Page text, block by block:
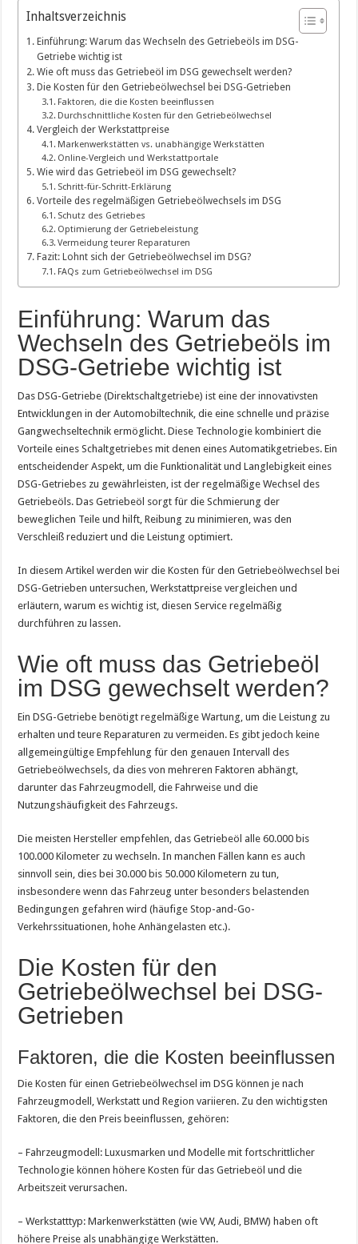
Inhaltsverzeichnis
Einführung: Warum das Wechseln des Getriebeöls im DSG-
Getriebe wichtig ist
Wie oft muss das Getriebeöl im DSG gewechselt werden?
Die Kosten für den Getriebeölwechsel bei DSG-Getrieben
Faktoren, die die Kosten beeinflussen
Durchschnittliche Kosten für den Getriebeölwechsel
Vergleich der Werkstattpreise
Markenwerkstätten vs. unabhängige Werkstätten
Online-Vergleich und Werkstattportale
Wie wird das Getriebeöl im DSG gewechselt?
Schritt-für-Schritt-Erklärung
Vorteile des regelmäßigen Getriebeölwechsels im DSG
Schutz des Getriebes
Optimierung der Getriebeleistung
Vermeidung teurer Reparaturen
Fazit: Lohnt sich der Getriebeölwechsel im DSG?
FAQs zum Getriebeölwechsel im DSG
Einführung: Warum das
Wechseln des Getriebeöls im
DSG-Getriebe wichtig ist
Das DSG-Getriebe (Direktschaltgetriebe) ist eine der innovativsten
Entwicklungen in der Automobiltechnik, die eine schnelle und präzise
Gangwechseltechnik ermöglicht. Diese Technologie kombiniert die
Vorteile eines Schaltgetriebes mit denen eines Automatikgetriebes. Ein
entscheidender Aspekt, um die Funktionalität und Langlebigkeit eines
DSG-Getriebes zu gewährleisten, ist der regelmäßige Wechsel des
Getriebeöls. Das Getriebeöl sorgt für die Schmierung der
beweglichen Teile und hilft, Reibung zu minimieren, was den
Verschleiß reduziert und die Leistung optimiert.
In diesem Artikel werden wir die Kosten für den Getriebeölwechsel bei
DSG-Getrieben untersuchen, Werkstattpreise vergleichen und
erläutern, warum es wichtig ist, diesen Service regelmäßig
durchführen zu lassen.
Wie oft muss das Getriebeöl
im DSG gewechselt werden?
Ein DSG-Getriebe benötigt regelmäßige Wartung, um die Leistung zu
erhalten und teure Reparaturen zu vermeiden. Es gibt jedoch keine
allgemeingültige Empfehlung für den genauen Intervall des
Getriebeölwechsels, da dies von mehreren Faktoren abhängt,
darunter das Fahrzeugmodell, die Fahrweise und die
Nutzungshäufigkeit des Fahrzeugs.
Die meisten Hersteller empfehlen, das Getriebeöl alle 60.000 bis
100.000 Kilometer zu wechseln. In manchen Fällen kann es auch
sinnvoll sein, dies bei 30.000 bis 50.000 Kilometern zu tun,
insbesondere wenn das Fahrzeug unter besonders belastenden
Bedingungen gefahren wird (häufige Stop-and-Go-
Verkehrssituationen, hohe Anhängelasten etc.).
Die Kosten für den
Getriebeölwechsel bei DSG-
Getrieben
Faktoren, die die Kosten beeinflussen
Die Kosten für einen Getriebeölwechsel im DSG können je nach
Fahrzeugmodell, Werkstatt und Region variieren. Zu den wichtigsten
Faktoren, die den Preis beeinflussen, gehören:
– Fahrzeugmodell: Luxusmarken und Modelle mit fortschrittlicher
Technologie können höhere Kosten für das Getriebeöl und die
Arbeitszeit verursachen.
– Werkstatttyp: Markenwerkstätten (wie VW, Audi, BMW) haben oft
höhere Preise als unabhängige Werkstätten.